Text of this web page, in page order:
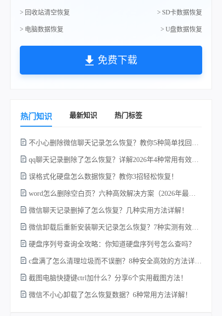
> 回收站清空恢复 > SD卡数据恢复
> 电脑数据恢复 > U盘数据恢复
免费下载
热门知识 最新知识 热门标签
不小心删除微信聊天记录怎么恢复？教你5种简单找回的方法！
qq聊天记录删除了怎么恢复？详解2026年4种常用有效的方法（支持.db数据库提取）
误格式化硬盘怎么数据恢复？教你3招轻松恢复！
word怎么删除空白页？六种高效解决方案（2026年最新实操指南）！
微信聊天记录删掉了怎么恢复？几种实用方法详解！
微信卸载后重新安装聊天记录怎么恢复？7种实测有效的恢复方案详解！
硬盘序列号查询全攻略：你知道硬盘序列号怎么查吗？
c盘满了怎么清理垃圾而不误删？8种安全高效的方法详解+误删恢复指南！
截图电脑快捷键ctrl加什么？分享6个实用截图方法！
微信不小心卸载了怎么恢复数据？6种常用方法详解！